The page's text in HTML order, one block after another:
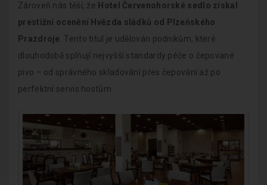
Zároveň nás těší, že Hotel Červenohorské sedlo získal
prestižní ocenění Hvězda sládků od Plzeňského
Prazdroje . Tento titul je udělován podnikům, které
dlouhodobě splňují nejvyšší standardy péče o čepované
pivo – od správného skladování přes čepování až po
perfektní servis hostům.